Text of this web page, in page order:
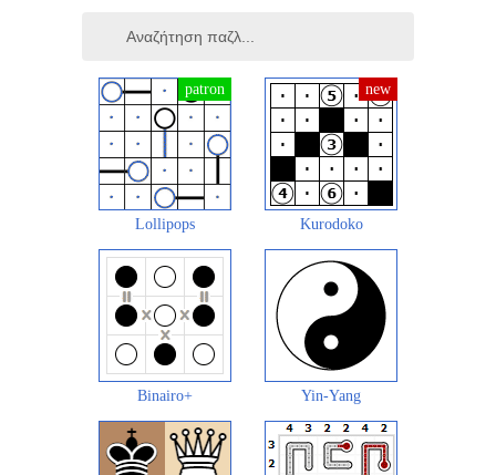
Lollipops Kurodoko
Binairo+ Yin-Yang